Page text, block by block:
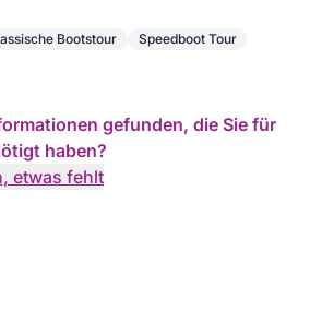
Bootstour Speedboot Tour
gefunden, die Sie für
haben?
etwas fehlt